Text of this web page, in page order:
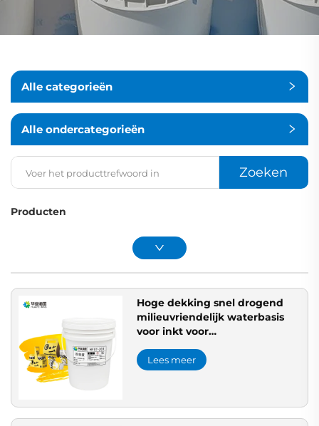
Alle categorieën
Alle ondercategorieën
Zoeken
Producten
Hoge dekking snel drogend
milieuvriendelijk waterbasis
voor inkt voor
coating voor flexodruk
onzichtbaar kenmerk voor
Lees meer